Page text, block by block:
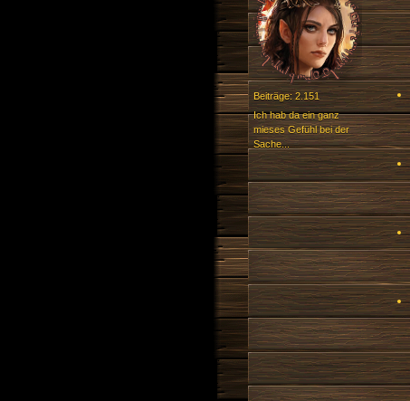
Beiträge: 2.151
Ich hab da ein ganz
mieses Gefühl bei der
Sache...